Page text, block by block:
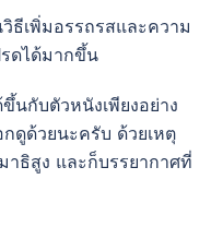
ธีเพิ่มอรรถรสและความ
รดได้มากขึ้น
นกับตัวหนังเพียงอย่าง
ดูด้วยนะครับ ด้วยเหตุ
าธิสูง และก็บรรยากาศที่